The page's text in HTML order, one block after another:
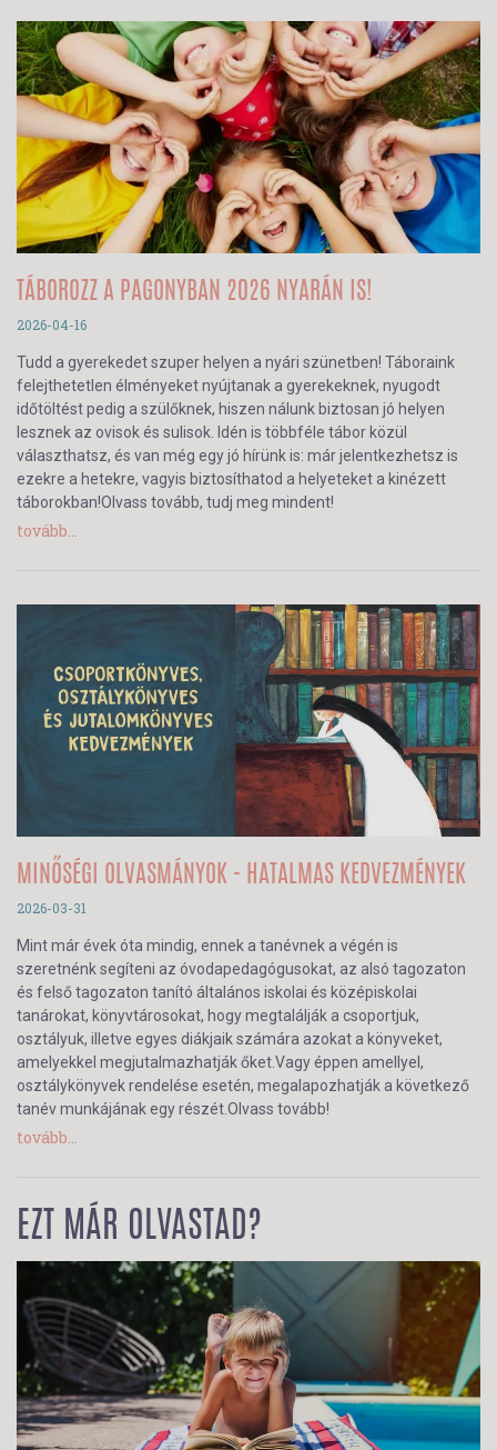
TÁBOROZZ A PAGONYBAN 2026 NYARÁN IS!
2026-04-16
Tudd a gyerekedet szuper helyen a nyári szünetben! Táboraink
felejthetetlen élményeket nyújtanak a gyerekeknek, nyugodt
időtöltést pedig a szülőknek, hiszen nálunk biztosan jó helyen
lesznek az ovisok és sulisok. Idén is többféle tábor közül
választhatsz, és van még egy jó hírünk is: már jelentkezhetsz is
ezekre a hetekre, vagyis biztosíthatod a helyeteket a kinézett
táborokban!Olvass tovább, tudj meg mindent!
tovább...
MINŐSÉGI OLVASMÁNYOK - HATALMAS KEDVEZMÉNYEK
2026-03-31
Mint már évek óta mindig, ennek a tanévnek a végén is
szeretnénk segíteni az óvodapedagógusokat, az alsó tagozaton
és felső tagozaton tanító általános iskolai és középiskolai
tanárokat, könyvtárosokat, hogy megtalálják a csoportjuk,
osztályuk, illetve egyes diákjaik számára azokat a könyveket,
amelyekkel megjutalmazhatják őket.Vagy éppen amellyel,
osztálykönyvek rendelése esetén, megalapozhatják a következő
tanév munkájának egy részét.Olvass tovább!
tovább...
EZT MÁR OLVASTAD?